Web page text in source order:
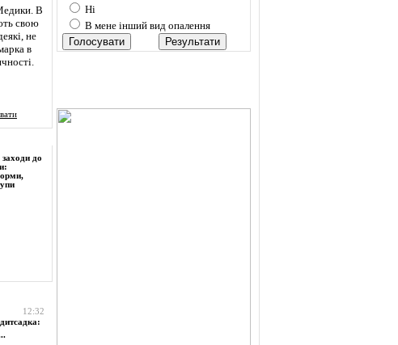
В
свою
не
в
до
12:32
Ні
В мене інший вид опалення